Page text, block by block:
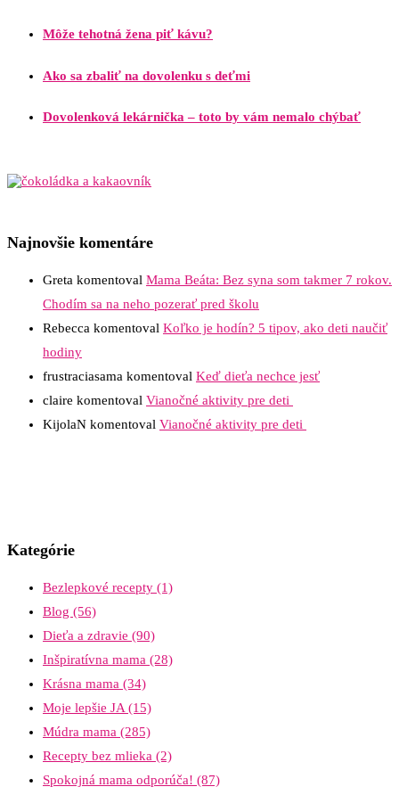
Môže tehotná žena piť kávu?
Ako sa zbaliť na dovolenku s deťmi
Dovolenková lekárnička – toto by vám nemalo chýbať
Najnovšie komentáre
Greta komentoval Mama Beáta: Bez syna som takmer 7 rokov.
Chodím sa na neho pozerať pred školu
Rebecca komentoval Koľko je hodín? 5 tipov, ako deti naučiť
hodiny
frustraciasama komentoval Keď dieťa nechce jesť
claire komentoval Vianočné aktivity pre deti
KijolaN komentoval Vianočné aktivity pre deti
Kategórie
Bezlepkové recepty (1)
Blog (56)
Dieťa a zdravie (90)
Inšpiratívna mama (28)
Krásna mama (34)
Moje lepšie JA (15)
Múdra mama (285)
Recepty bez mlieka (2)
Spokojná mama odporúča! (87)